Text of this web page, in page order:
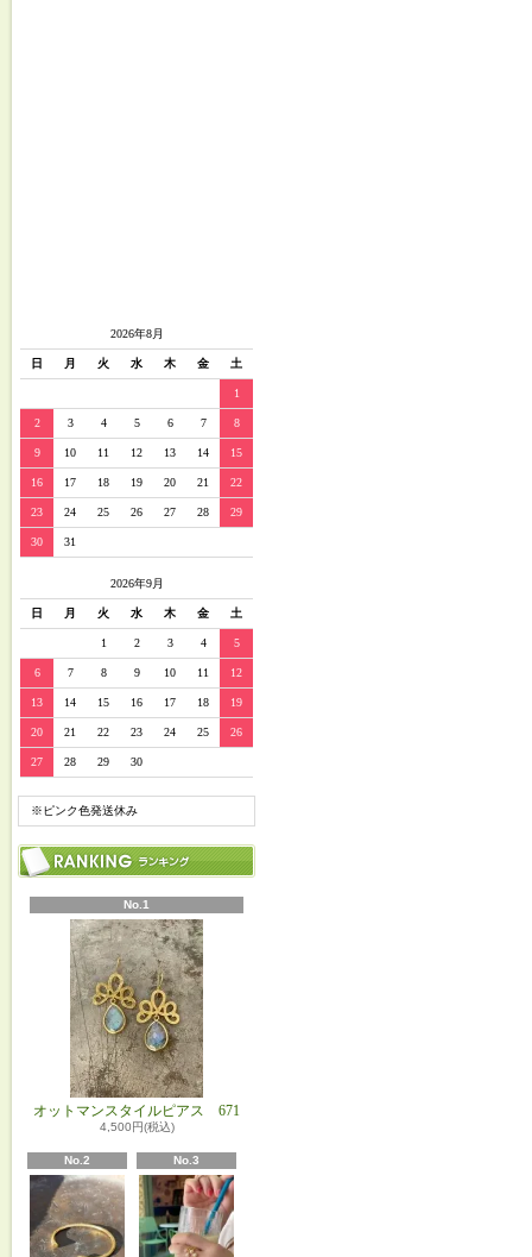
2026年8月
日 月 火 水 木 金 土
1
2 3 4 5 6 7 8
9 10 11 12 13 14 15
16 17 18 19 20 21 22
23 24 25 26 27 28 29
30 31
2026年9月
日 月 火 水 木 金 土
1 2 3 4 5
6 7 8 9 10 11 12
13 14 15 16 17 18 19
20 21 22 23 24 25 26
27 28 29 30
※ピンク色発送休み
No.1
オットマンスタイルピアス 671
4,500円(税込)
No.2 No.3